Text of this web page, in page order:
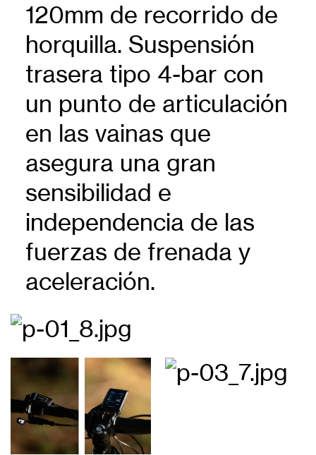
120mm de recorrido de
horquilla. Suspensión
trasera tipo 4-bar con
un punto de articulación
en las vainas que
asegura una gran
sensibilidad e
independencia de las
fuerzas de frenada y
aceleración.